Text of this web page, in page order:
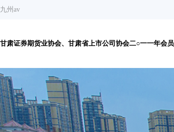
九州av
甘肃证券期货业协会、甘肃省上市公司协会二○一一年会